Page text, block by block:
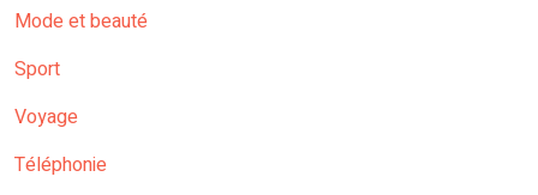
Mode et beauté
Sport
Voyage
Téléphonie